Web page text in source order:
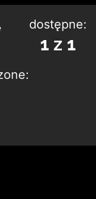
dostępne:
1 z 1